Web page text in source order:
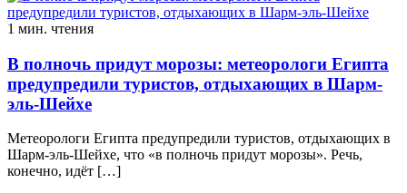
1 мин. чтения
В полночь придут морозы: метеорологи Египта
предупредили туристов, отдыхающих в Шарм-
эль-Шейхе
Метеорологи Египта предупредили туристов, отдыхающих в
Шарм-эль-Шейхе, что «в полночь придут морозы». Речь,
конечно, идёт […]